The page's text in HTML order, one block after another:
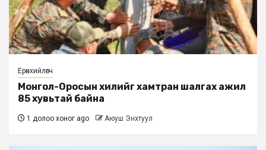
Ерөнхийлөгч
Монгол-Оросын хилийг хамтран шалгах ажил
85 хувьтай байна
1 долоо хоног ago Аюуш Энхтуул